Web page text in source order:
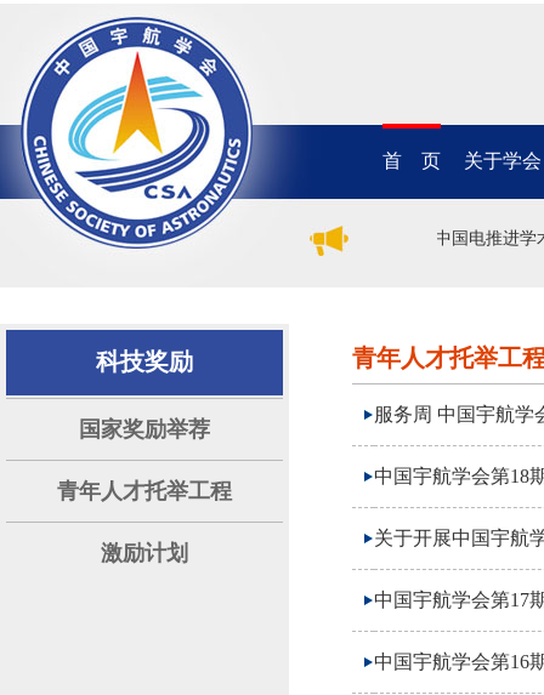
首 页 关于学会
2026年（第二十一届）中国电推进学
科技奖励
国家奖励举荐
青年人才托举工程
激励计划
青年人才托举工
服务周 中国宇航学
中国宇航学会第
关于开展中国宇航
中国宇航学会第17
中国宇航学会第16